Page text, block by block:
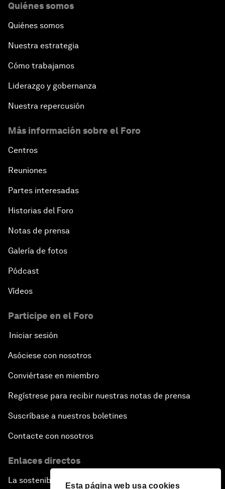
Esta página web usa cookies
Quiénes somos
Quiénes somos
Nuestra estrategia
Cómo trabajamos
Liderazgo y gobernanza
Nuestra repercusión
Más información sobre el Foro
Centros
Reuniones
Partes interesadas
Historias del Foro
Notas de prensa
Galería de fotos
Pódcast
Vídeos
Participe en el Foro
Iniciar sesión
Asóciese con nosotros
Conviértase en miembro
Regístrese para recibir nuestras notas de prensa
Suscríbase a nuestros boletines
Contacte con nosotros
Enlaces directos
La sostenibilidad en el Foro